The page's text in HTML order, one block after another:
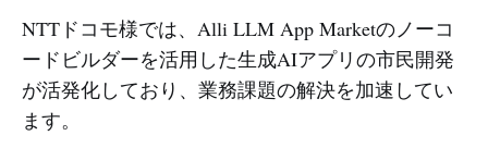
NTTドコモ様では、Alli LLM App Marketのノーコ
ードビルダーを活用した生成AIアプリの市民開発
が活発化しており、業務課題の解決を加速してい
ます。